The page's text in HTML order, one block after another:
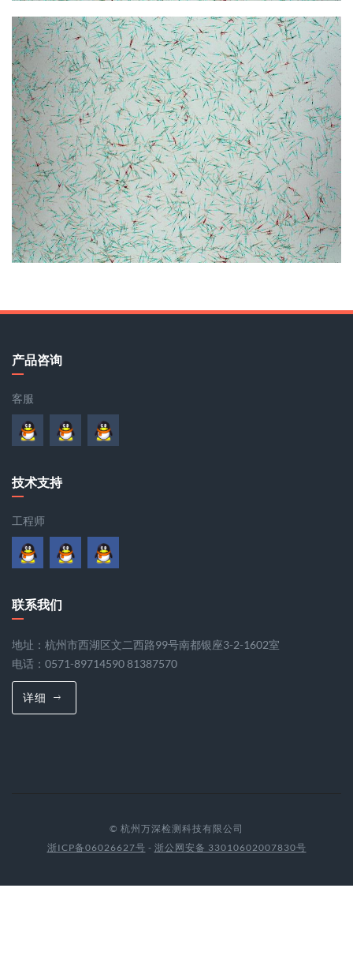
产品咨询
客服
技术支持
工程师
联系我们
地址：杭州市西湖区文二西路99号南都银座3-2-1602室
电话：0571-89714590 81387570
详细
© 杭州万深检测科技有限公司
浙ICP备06026627号 - 浙公网安备 33010602007830号